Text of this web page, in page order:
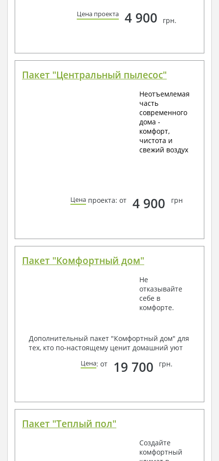
Цена проекта 4 900 грн.
Пакет "Центральный пылесос"
Неотъемлемая
часть
современного
дома -
комфорт,
чистота и
свежий воздух
Цена проекта: от 4 900 грн
Пакет "Комфортный дом"
Не
отказывайте
себе в
комфорте.
Дополнительный пакет "Комфортный дом" для
тех, кто по-настоящему ценит домашний уют
Цена: от 19 700 грн.
Пакет "Теплый пол"
Создайте
комфортный